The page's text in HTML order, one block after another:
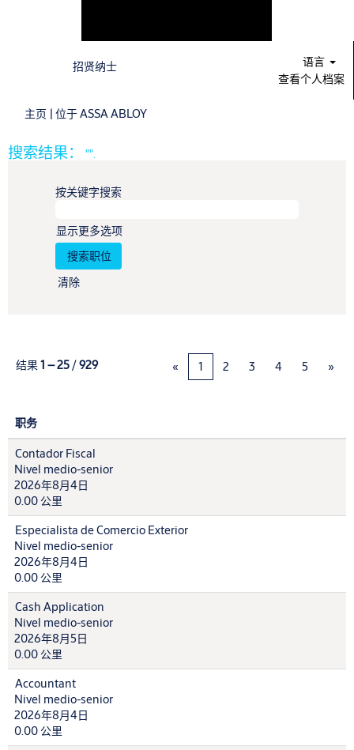
招贤纳士
语言
查看个人档案
主页 | 位于 ASSA ABLOY（当
搜索结果： "".
按关键字搜索
显示更多选项
清除
结果1 – 25/929 « 1 2 3 4 5 »
职务
Contador Fiscal
Nivel medio-senior
2026年8月4日
0.00 公里
Especialista de Comercio Exterior
Nivel medio-senior
2026年8月4日
0.00 公里
Cash Application
Nivel medio-senior
2026年8月5日
0.00 公里
Accountant
Nivel medio-senior
2026年8月4日
0.00 公里